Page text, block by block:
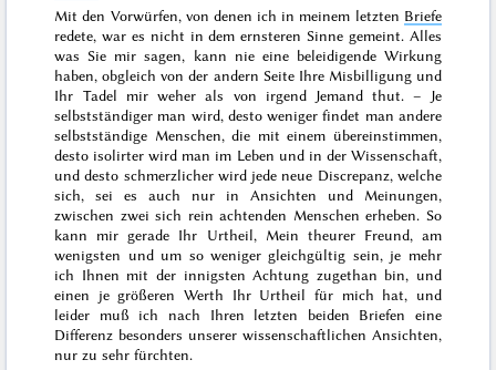
Mit den Vorwürfen, von denen ich in meinem letzten Briefe
redete, war es nicht in dem ernsteren Sinne gemeint. Alles
was Sie mir sagen, kann nie eine beleidigende Wirkung
haben, obgleich von der andern Seite Ihre Misbilligung und
Ihr Tadel mir weher als von irgend Jemand thut. – Je
selbstständiger man wird, desto weniger findet man andere
selbstständige Menschen, die mit einem übereinstimmen,
desto isolirter wird man im Leben und in der Wissenschaft,
und desto schmerzlicher wird jede neue Discrepanz, welche
sich, sei es auch nur in Ansichten und Meinungen,
zwischen zwei sich rein achtenden Menschen erheben. So
kann mir gerade Ihr Urtheil, Mein theurer Freund, am
wenigsten und um so weniger gleichgültig sein, je mehr
ich Ihnen mit der innigsten Achtung zugethan bin, und
einen je größeren Werth Ihr Urtheil für mich hat, und
leider muß ich nach Ihren letzten beiden Briefen eine
Differenz besonders unserer wissenschaftlichen Ansichten,
nur zu sehr fürchten.